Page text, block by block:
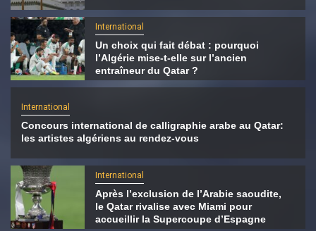
International
Un choix qui fait débat : pourquoi
l’Algérie mise-t-elle sur l’ancien
entraîneur du Qatar ?
International
Concours international de calligraphie arabe au Qatar:
les artistes algériens au rendez-vous
International
Après l’exclusion de l’Arabie saoudite,
le Qatar rivalise avec Miami pour
accueillir la Supercoupe d’Espagne